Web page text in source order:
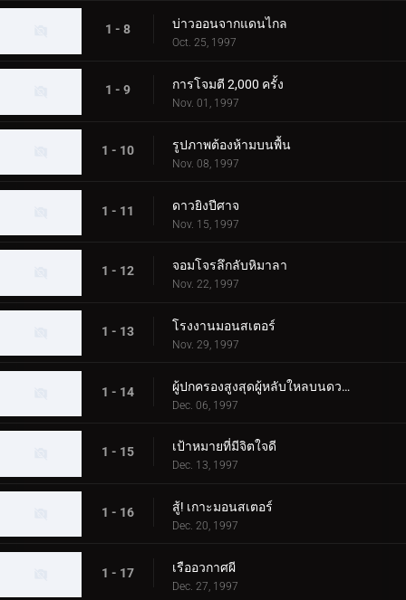
1 - 8 บ่าวออนจากแดนไกล
Oct. 25, 1997
1 - 9 การโจมตี 2,000 ครั้ง
Nov. 01, 1997
1 - 10 รูปภาพต้องห้ามบนพื้น
Nov. 08, 1997
1 - 11 ดาวยิงปีศาจ
Nov. 15, 1997
1 - 12 จอมโจรลึกลับหิมาลา
Nov. 22, 1997
1 - 13 โรงงานมอนสเตอร์
Nov. 29, 1997
1 - 14 ผู้ปกครองสูงสุดผู้หลับใหลบนดวงจันทร์
Dec. 06, 1997
1 - 15 เป้าหมายที่มีจิตใจดี
Dec. 13, 1997
1 - 16 สู้! เกาะมอนสเตอร์
Dec. 20, 1997
1 - 17 เรืออวกาศผี
Dec. 27, 1997